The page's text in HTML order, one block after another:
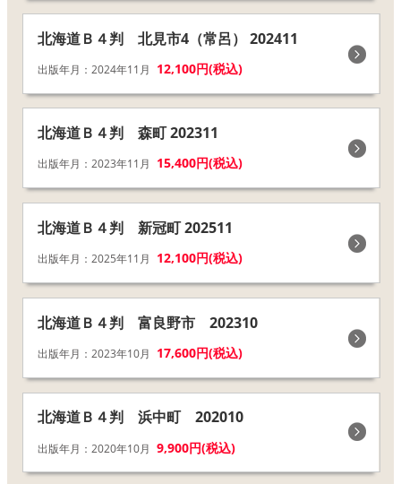
北海道Ｂ４判 北見市4（常呂） 202411
出版年月：2024年11月 12,100円(税込)
北海道Ｂ４判 森町 202311
出版年月：2023年11月 15,400円(税込)
北海道Ｂ４判 新冠町 202511
出版年月：2025年11月 12,100円(税込)
北海道Ｂ４判 富良野市 202310
出版年月：2023年10月 17,600円(税込)
北海道Ｂ４判 浜中町 202010
出版年月：2020年10月 9,900円(税込)